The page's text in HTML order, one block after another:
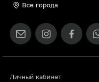
Личный кабинет
Все города